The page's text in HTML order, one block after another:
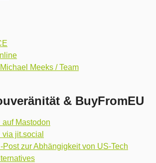
Meeks / Team
& BuyFromEU
auf Mastodon
jit.social
Post zur Abhängigkeit von US-Tech